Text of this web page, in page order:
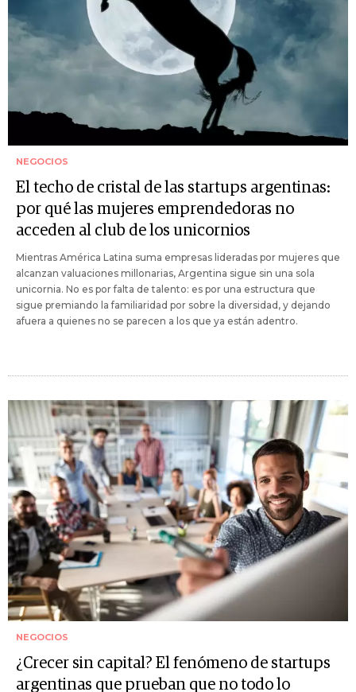
NEGOCIOS
El techo de cristal de las startups argentinas:
por qué las mujeres emprendedoras no
acceden al club de los unicornios
Mientras América Latina suma empresas lideradas por mujeres que
alcanzan valuaciones millonarias, Argentina sigue sin una sola
unicornia. No es por falta de talento: es por una estructura que
sigue premiando la familiaridad por sobre la diversidad, y dejando
afuera a quienes no se parecen a los que ya están adentro.
NEGOCIOS
¿Crecer sin capital? El fenómeno de startups
argentinas que prueban que no todo lo